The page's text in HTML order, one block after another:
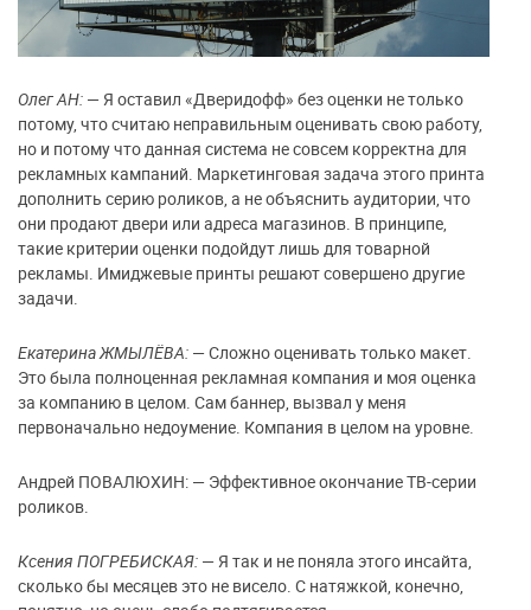
Олег АН: — Я оставил «Дверидофф» без оценки не только
потому, что считаю неправильным оценивать свою работу,
но и потому что данная система не совсем корректна для
рекламных кампаний. Маркетинговая задача этого принта
дополнить серию роликов, а не объяснить аудитории, что
они продают двери или адреса магазинов. В принципе,
такие критерии оценки подойдут лишь для товарной
рекламы. Имиджевые принты решают совершено другие
задачи.
Екатерина ЖМЫЛЁВА: — Сложно оценивать только макет.
Это была полноценная рекламная компания и моя оценка
за компанию в целом. Сам баннер, вызвал у меня
первоначально недоумение. Компания в целом на уровне.
Андрей ПОВАЛЮХИН: — Эффективное окончание ТВ-серии
роликов.
Ксения ПОГРЕБИСКАЯ: — Я так и не поняла этого инсайта,
сколько бы месяцев это не висело. С натяжкой, конечно,